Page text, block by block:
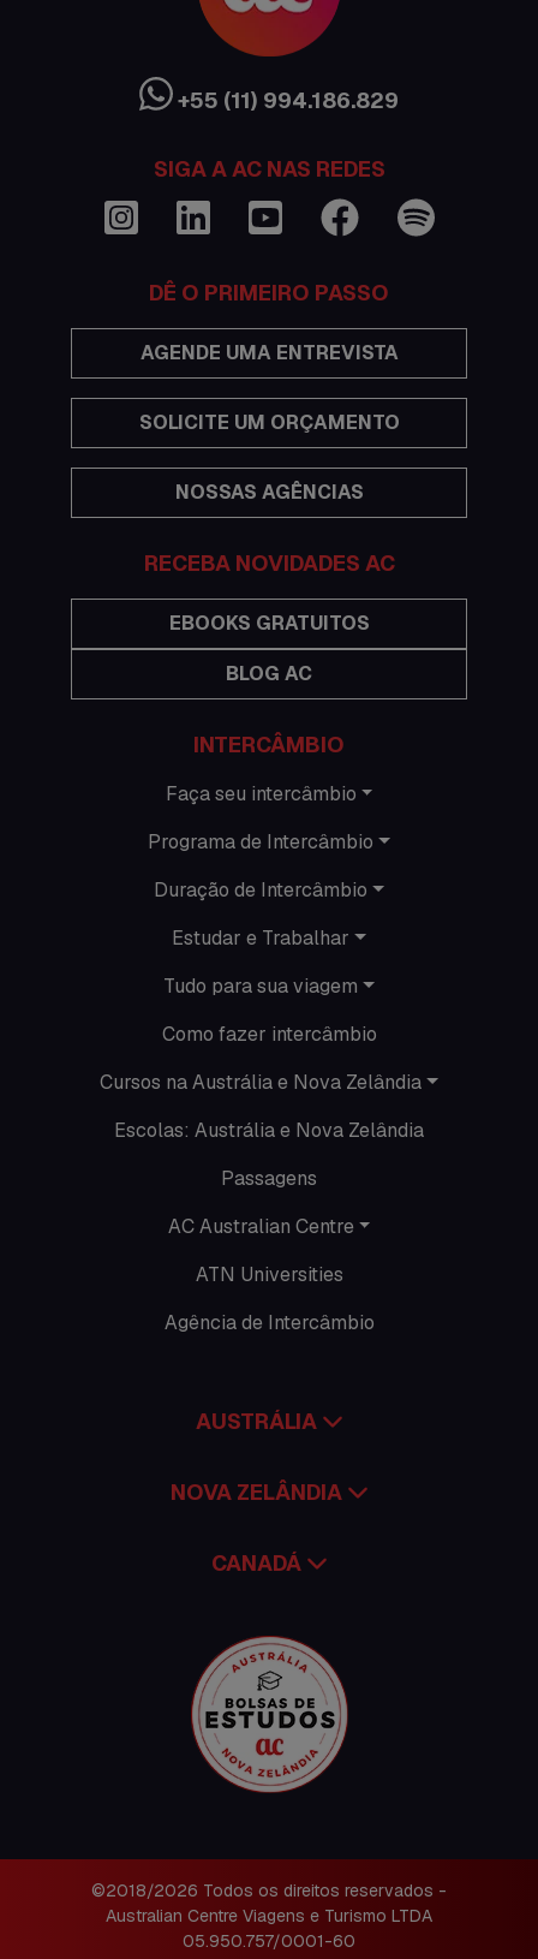
Ciência sem Fronteiras
Cultura Austrália
Curso de inglês no exterior
Dicas
Economia
Estudar no exterior
Eventos
Histórias de intercâmbio
Hospedagem
Imigração Austrália
Informações gerais
Intercâmbio de férias
Minhas histórias na Austrália
Nova Zelândia
O que acontece na AC
Passeios
Promoções
Time Lapses
+55 (11) 994.186.829
SIGA A AC NAS REDES
DÊ O PRIMEIRO PASSO
AGENDE UMA ENTREVISTA
SOLICITE UM ORÇAMENTO
NOSSAS AGÊNCIAS
RECEBA NOVIDADES AC
EBOOKS GRATUITOS
BLOG AC
INTERCÂMBIO
Faça seu intercâmbio
Programa de Intercâmbio
Duração de Intercâmbio
Estudar e Trabalhar
Tudo para sua viagem
Como fazer intercâmbio
Cursos na Austrália e Nova Zelândia
Escolas: Austrália e Nova Zelândia
Passagens
AC Australian Centre
ATN Universities
Agência de Intercâmbio
AUSTRÁLIA
NOVA ZELÂNDIA
CANADÁ
©2018/2026 Todos os direitos reservados -
Australian Centre Viagens e Turismo LTDA
05.950.757/0001-60